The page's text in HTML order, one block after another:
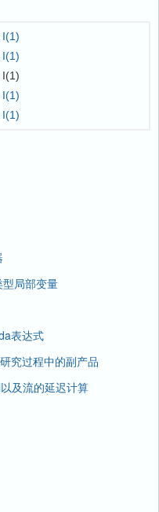
I(1)
I(1)
I(1)
I(1)
I(1)
局部变量
表达式
究过程中的副产品
及流的延迟计算